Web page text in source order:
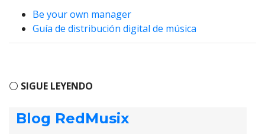
Be your own manager
Guía de distribución digital de música
⚪ SIGUE LEYENDO
Blog RedMusix